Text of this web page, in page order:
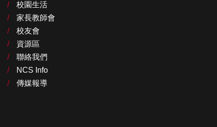
校園生活
家長教師會
校友會
資源區
聯絡我們
NCS Info
傳媒報導